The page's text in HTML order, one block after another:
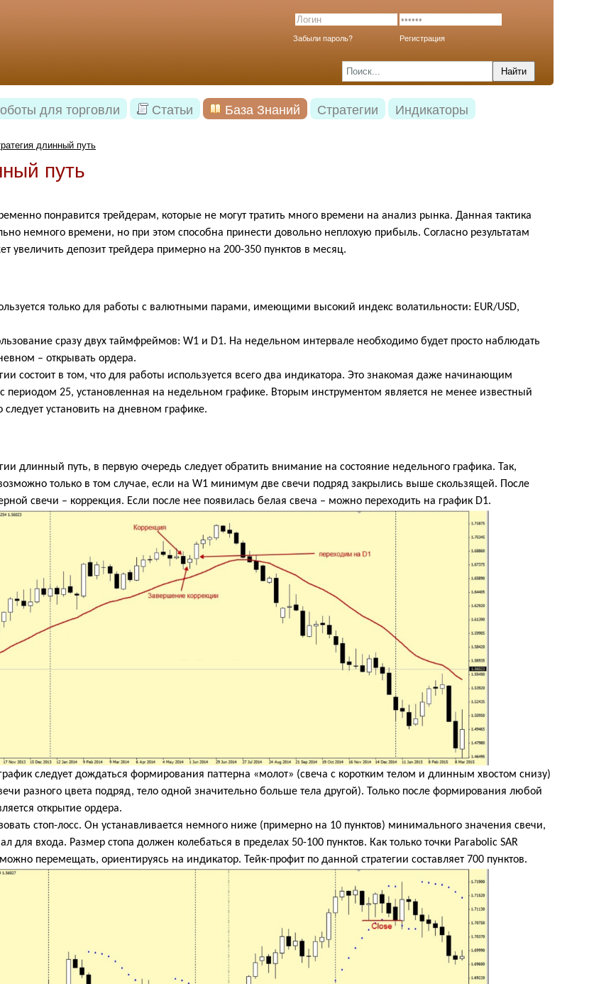
Забыли пароль? Регистрация
для торговли Статьи База Знаний Стратегии Индикаторы
длинный путь
путь
понравится трейдерам, которые не могут тратить много времени на анализ рынка. Данная тактика
немного времени, но при этом способна принести довольно неплохую прибыль. Согласно результатам
увеличить депозит трейдера примерно на 200-350 пунктов в месяц.
только для работы с валютными парами, имеющими высокий индекс волатильности: EUR/USD,
сразу двух таймфреймов: W1 и D1. На недельном интервале необходимо будет просто наблюдать
– открывать ордера.
состоит в том, что для работы используется всего два индикатора. Это знакомая даже начинающим
периодом 25, установленная на недельном графике. Вторым инструментом является не менее известный
следует установить на дневном графике.
длинный путь, в первую очередь следует обратить внимание на состояние недельного графика. Так,
только в том случае, если на W1 минимум две свечи подряд закрылись выше скользящей. После
свечи – коррекция. Если после нее появилась белая свеча – можно переходить на график D1.
следует дождаться формирования паттерна «молот» (свеча с коротким телом и длинным хвостом снизу)
разного цвета подряд, тело одной значительно больше тела другой). Только после формирования любой
открытие ордера.
стоп-лосс. Он устанавливается немного ниже (примерно на 10 пунктов) минимального значения свечи,
для входа. Размер стопа должен колебаться в пределах 50-100 пунктов. Как только точки Parabolic SAR
перемещать, ориентируясь на индикатор. Тейк-профит по данной стратегии составляет 700 пунктов.